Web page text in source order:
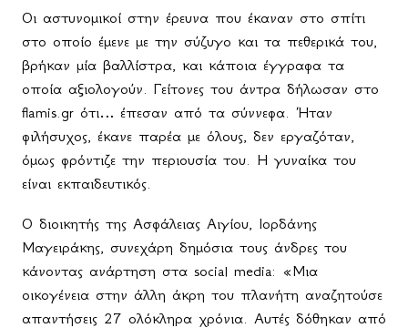
Οι αστυνομικοί στην έρευνα που έκαναν στο σπίτι
στο οποίο έμενε με την σύζυγο και τα πεθερικά του,
βρήκαν μία βαλλίστρα, και κάποια έγγραφα τα
οποία αξιολογούν. Γείτονες του άντρα δήλωσαν στο
flamis.gr ότι… έπεσαν από τα σύννεφα. Ήταν
φιλήσυχος, έκανε παρέα με όλους, δεν εργαζόταν,
όμως φρόντιζε την περιουσία του. Η γυναίκα του
είναι εκπαιδευτικός.
Ο διοικητής της Ασφάλειας Αιγίου, Ιορδάνης
Μαγειράκης, συνεχάρη δημόσια τους άνδρες του
κάνοντας ανάρτηση στα social media: «Μια
οικογένεια στην άλλη άκρη του πλανήτη αναζητούσε
απαντήσεις 27 ολόκληρα χρόνια. Αυτές δόθηκαν από